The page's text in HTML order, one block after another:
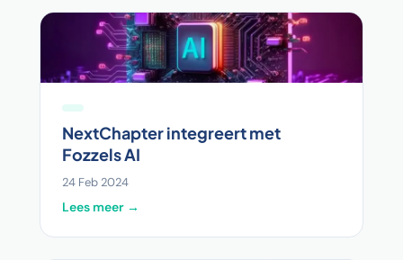
NextChapter integreert met
Fozzels AI
24 Feb 2024
Lees meer →